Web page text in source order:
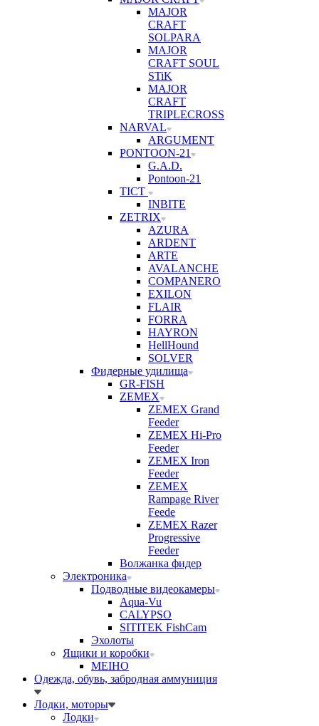
MAJOR
CRAFT
SOLPARA
MAJOR
CRAFT SOUL
STiK
MAJOR
CRAFT
TRIPLECROSS
NARVAL
ARGUMENT
PONTOON-21
G.A.D.
Pontoon-21
TICT
INBITE
ZETRIX
AZURA
ARDENT
ARTE
AVALANCHE
COMPANERO
EXILON
FLAIR
FORRA
HAYRON
HellHound
SOLVER
Фидерные удилища
GR-FISH
ZEMEX
ZEMEX Grand
Feeder
ZEMEX Hi-Pro
Feeder
ZEMEX Iron
Feeder
ZEMEX
Rampage River
Feede
ZEMEX Razer
Progressive
Feeder
Волжанка фидер
Электроника
Подводные видеокамеры
Aqua-Vu
CALYPSO
SITITEK FishCam
Эхолоты
Ящики и коробки
MEIHO
Одежда, обувь, забродная аммуниция
Лодки, моторы
Лодки